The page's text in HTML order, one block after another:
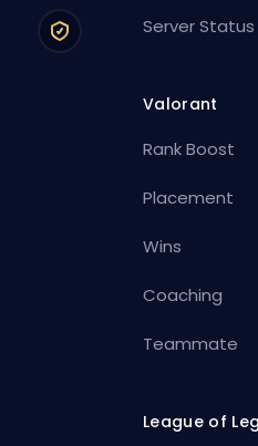
Server Status
Valorant
Rank Boost
Placement
Wins
Coaching
Teammate
League of